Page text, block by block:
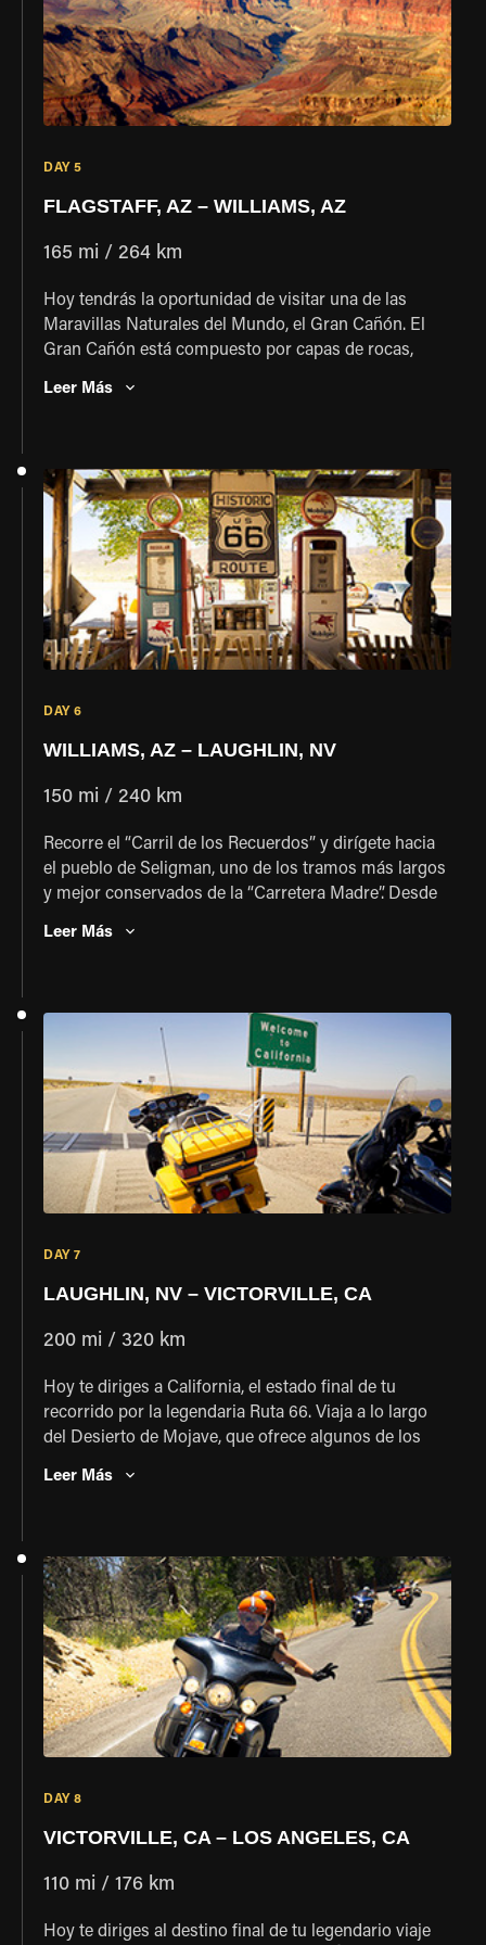
Flagstaff, una comunidad del norte de Arizona situada
en la histórica Ruta 66 y que sirve como centro
regional para visitar el Gran Cañón.
DAY 5
FLAGSTAFF, AZ – WILLIAMS, AZ
165 mi / 264 km
Hoy tendrás la oportunidad de visitar una de las
Maravillas Naturales del Mundo, el Gran Cañón. El
Gran Cañón está compuesto por capas de rocas,
y tomar fotos. Esta noche pasarás la noche en
Williams, donde podrás caminar, cenar y hacer
compras en el histórico centro de la ciudad, ubicado
en la Ruta 66.
Leer Más
DAY 6
WILLIAMS, AZ – LAUGHLIN, NV
150 mi / 240 km
Recorre el “Carril de los Recuerdos” y dirígete hacia
el pueblo de Seligman, uno de los tramos más largos
y mejor conservados de la “Carretera Madre”. Desde
camino hasta Kingman. Al salir de Kingman, continúa
por la Ruta 66 a través de la carretera Oatman
Highway. Sigue por la Ruta 66 / Oatman Highway
mientras serpenteas por los cañones rodeados de
minas de oro activas y extintas. El pueblo de Oatman
es considerado un pueblo fantasma viviente. Gran
parte del lugar conserva su herencia con simulacros
de tiroteos y burros salvajes vagando por las calles.
Continúa hasta el mágico oasis en el desierto,
Leer Más
DAY 7
LAUGHLIN, NV – VICTORVILLE, CA
200 mi / 320 km
Hoy te diriges a California, el estado final de tu
recorrido por la legendaria Ruta 66. Viaja a lo largo
del Desierto de Mojave, que ofrece algunos de los
incluso pinos piñoneros. Desde el desierto, te
adentrarás en los frescos pinares de las Montañas de
San Gabriel. Dirígete hacia Victorville, que será tu
base para pasar la noche.
Leer Más
DAY 8
VICTORVILLE, CA – LOS ANGELES, CA
110 mi / 176 km
Hoy te diriges al destino final de tu legendario viaje